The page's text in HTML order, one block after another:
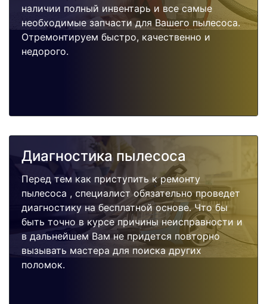
наличии полный инвентарь и все самые
необходимые запчасти для Вашего пылесоса.
Отремонтируем быстро, качественно и
недорого.
Диагностика пылесоса
Перед тем как приступить к ремонту
пылесоса , специалист обязательно проведет
диагностику на бесплатной основе. Что бы
быть точно в курсе причины неисправности и
в дальнейшем Вам не придется повторно
вызывать мастера для поиска других
поломок.